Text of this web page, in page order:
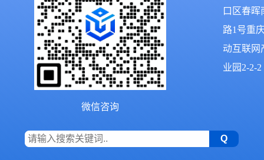
微信咨询
口区春晖
路1号重
动互联网
业园2-2-2